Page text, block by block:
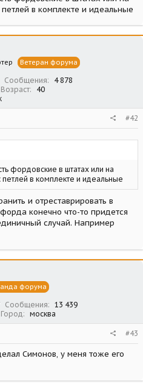
в комплекте и идеальные
Ветеран форума
Сообщения
4 878
Возраст
40
#42
фордовские в штатах или на
в комплекте и идеальные
и отреставрировать в
конечно что-то придется
случай. Например
форума
Сообщения
13 439
Город москва
#43
Симонов, у меня тоже его